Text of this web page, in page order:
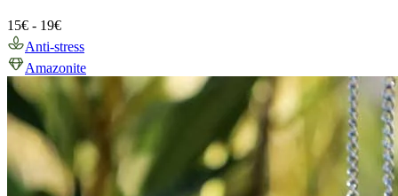
15€ - 19€
Anti-stress
Amazonite